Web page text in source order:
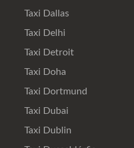
Taxi Dallas
Taxi Delhi
Taxi Detroit
Taxi Doha
Taxi Dortmund
Taxi Dubai
Taxi Dublin